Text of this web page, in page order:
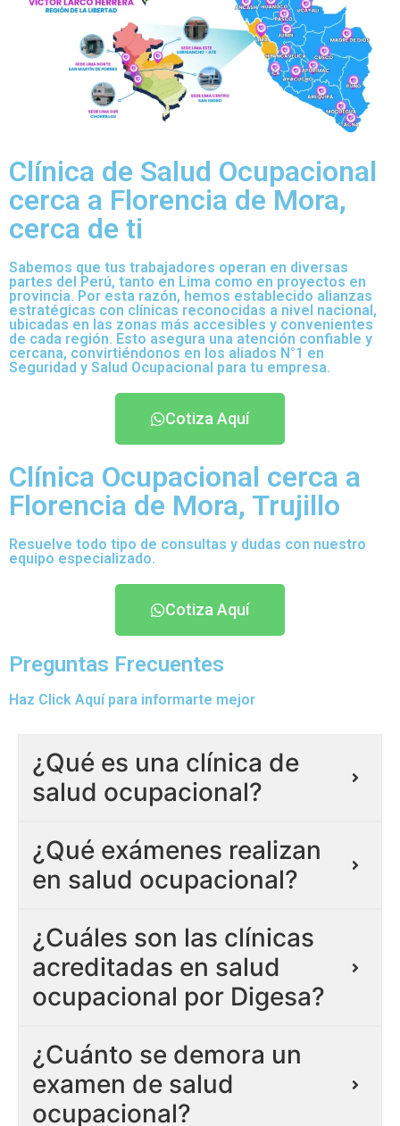
Clínica de Salud Ocupacional
cerca a Florencia de Mora,
cerca de ti
Sabemos que tus trabajadores operan en diversas
partes del Perú, tanto en Lima como en proyectos en
provincia. Por esta razón, hemos establecido alianzas
estratégicas con clínicas reconocidas a nivel nacional,
ubicadas en las zonas más accesibles y convenientes
de cada región. Esto asegura una atención confiable y
cercana, convirtiéndonos en los aliados N°1 en
Seguridad y Salud Ocupacional para tu empresa.
Cotiza Aquí
Clínica Ocupacional cerca a
Florencia de Mora, Trujillo
Resuelve todo tipo de consultas y dudas con nuestro
equipo especializado.
Cotiza Aquí
Preguntas Frecuentes
Haz Click Aquí para informarte mejor
¿Qué es una clínica de
salud ocupacional?
¿Qué exámenes realizan
en salud ocupacional?
¿Cuáles son las clínicas
acreditadas en salud
ocupacional por Digesa?
¿Cuánto se demora un
examen de salud
ocupacional?